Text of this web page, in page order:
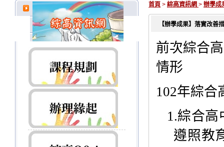
首頁 > 綜高資訊網 > 辦學成
【辦學成果】落實改善
前次綜合
情形
102年綜合
1.綜合高
遵照教